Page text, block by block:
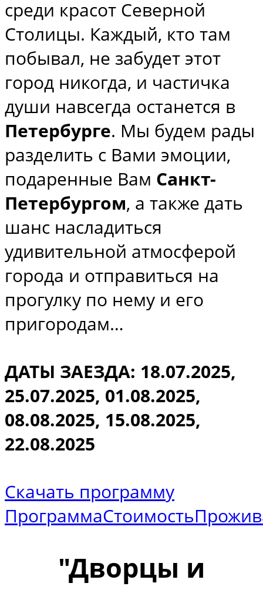
среди красот Северной
Столицы. Каждый, кто там
побывал, не забудет этот
город никогда, и частичка
души навсегда останется в
Петербурге. Мы будем рады
разделить с Вами эмоции,
подаренные Вам Санкт-
Петербургом, а также дать
шанс насладиться
удивительной атмосферой
города и отправиться на
прогулку по нему и его
пригородам…
ДАТЫ ЗАЕЗДА: 18.07.2025,
25.07.2025, 01.08.2025,
08.08.2025, 15.08.2025,
22.08.2025
Скачать программу
ПрограммаСтоимость
"Дворцы и